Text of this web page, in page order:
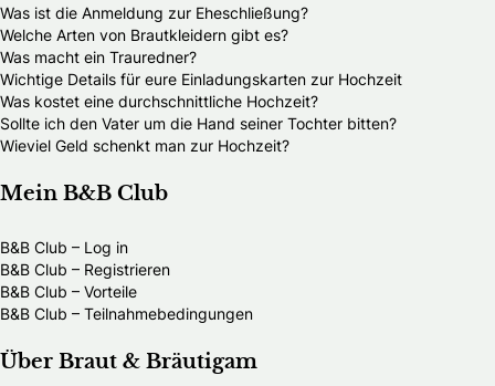
Was ist die Anmeldung zur Eheschließung?
Welche Arten von Brautkleidern gibt es?
Was macht ein Trauredner?
Wichtige Details für eure Einladungskarten zur Hochzeit
Was kostet eine durchschnittliche Hochzeit?
Sollte ich den Vater um die Hand seiner Tochter bitten?
Wieviel Geld schenkt man zur Hochzeit?
Mein B&B Club
B&B Club – Log in
B&B Club – Registrieren
B&B Club – Vorteile
B&B Club – Teilnahmebedingungen
Über Braut & Bräutigam